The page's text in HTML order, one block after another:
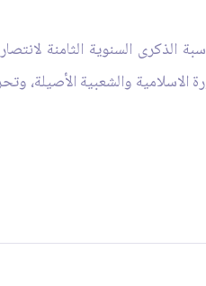
الذكرى السنوية الثامنة
الاسلامية والشعبية الأصيلة،